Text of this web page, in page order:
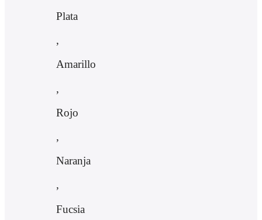
Plata
,
Amarillo
,
Rojo
,
Naranja
,
Fucsia